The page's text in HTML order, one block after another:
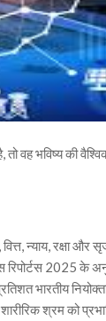
वह भविष्य की
न्याय, रक्षा और
2025 के
भारतीय नियोक्ता
श्रम को